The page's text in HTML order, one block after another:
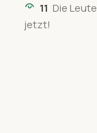
11 Die
jetzt!